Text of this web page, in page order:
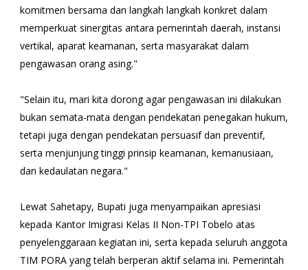
komitmen bersama dan langkah langkah konkret dalam
memperkuat sinergitas antara pemerintah daerah, instansi
vertikal, aparat keamanan, serta masyarakat dalam
pengawasan orang asing."
"Selain itu, mari kita dorong agar pengawasan ini dilakukan
bukan semata-mata dengan pendekatan penegakan hukum,
tetapi juga dengan pendekatan persuasif dan preventif,
serta menjunjung tinggi prinsip keamanan, kemanusiaan,
dan kedaulatan negara."
Lewat Sahetapy, Bupati juga menyampaikan apresiasi
kepada Kantor Imigrasi Kelas II Non-TPI Tobelo atas
penyelenggaraan kegiatan ini, serta kepada seluruh anggota
TIM PORA yang telah berperan aktif selama ini. Pemerintah